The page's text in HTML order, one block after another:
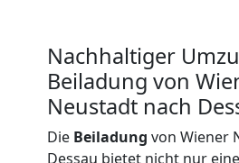
Nachhaltiger
Beiladung von
Neustadt nach
Die Beiladung von Wiener
Dessau bietet nicht nur
Kunsttransport
Wiener